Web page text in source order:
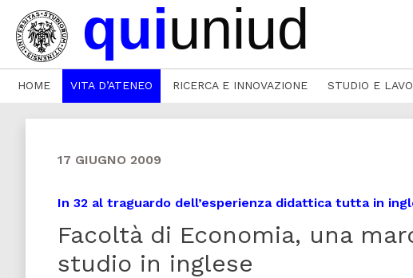
HOME VITA D’ATENEO RICERCA E INNOVAZIONE STUDIO E
17 GIUGNO 2009
In 32 al traguardo dell’esperienza didattica tutta in
Facoltà di Economia, una
studio in inglese